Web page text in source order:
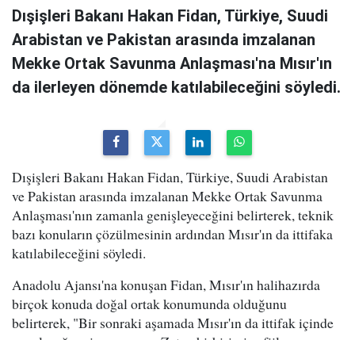
Dışişleri Bakanı Hakan Fidan, Türkiye, Suudi
Arabistan ve Pakistan arasında imzalanan
Mekke Ortak Savunma Anlaşması'na Mısır'ın
da ilerleyen dönemde katılabileceğini söyledi.
Dışişleri Bakanı Hakan Fidan, Türkiye, Suudi Arabistan
ve Pakistan arasında imzalanan Mekke Ortak Savunma
Anlaşması'nın zamanla genişleyeceğini belirterek, teknik
bazı konuların çözülmesinin ardından Mısır'ın da ittifaka
katılabileceğini söyledi.
Anadolu Ajansı'na konuşan Fidan, Mısır'ın halihazırda
birçok konuda doğal ortak konumunda olduğunu
belirterek, "Bir sonraki aşamada Mısır'ın da ittifak içinde